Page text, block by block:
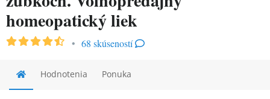
homeopatický liek
• 68 skúseností
Hodnotenia Ponuka